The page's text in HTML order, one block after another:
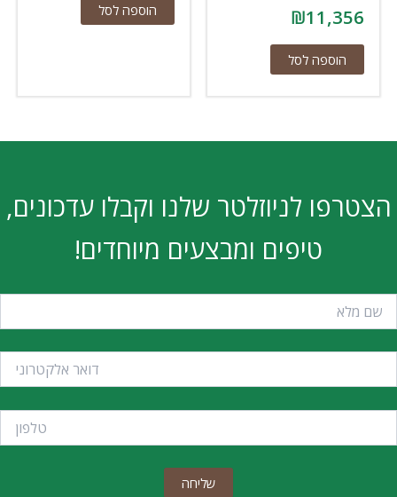
₪11,356
הוספה לסל
הוספה לסל
הצטרפו לניוזלטר שלנו וקבלו עדכונים,
טיפים ומבצעים מיוחדים!